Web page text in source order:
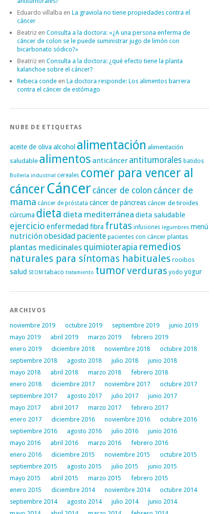
Eduardo villalba en La graviola no tiene propiedades contra el
cáncer
Beatriz en Consulta a la doctora: «¿A una persona enferma de
cáncer de colon se le puede suministrar jugo de limón con
bicarbonato sódico?»
Beatriz en Consulta a la doctora: ¿qué efecto tiene la planta
kalanchoe sobre el cáncer?
Rebeca conde en La doctora responde: Los alimentos barrera
contra el cáncer de estómago
NUBE DE ETIQUETAS
aceite de oliva alcohol alimentación alimentación
saludable alimentos anticáncer antitumorales batidos
Bollería industrial cereales comer para vencer al
cáncerCáncer cáncer de colon cáncer de
mama cáncer de próstata cáncer de páncreascáncer de tiroides
cúrcuma dieta dieta mediterránea dieta saludable
ejercicio enfermedadfibra frutas infusiones legumbres menú
nutriciónobesidad paciente pacientes con cáncer plantas
plantas medicinales quimioterapia remedios
naturales para síntomas habituales rooibos
salud SEOM tabaco tratamiento tumorverduras yodo yogur
ARCHIVOS
noviembre 2019 octubre 2019 septiembre 2019
junio 2019
mayo 2019
abril 2019 marzo 2019
febrero 2019
enero 2019
diciembre 2018 noviembre 2018
octubre 2018
septiembre 2018
agosto 2018 julio 2018
junio 2018
mayo 2018
abril 2018 marzo 2018
febrero 2018
enero 2018
diciembre 2017 noviembre 2017
octubre 2017
septiembre 2017
agosto 2017 julio 2017
junio 2017
mayo 2017
abril 2017 marzo 2017
febrero 2017
enero 2017
diciembre 2016 noviembre 2016
octubre 2016
septiembre 2016
agosto 2016 julio 2016
junio 2016
mayo 2016
abril 2016 marzo 2016
febrero 2016
enero 2016
diciembre 2015 noviembre 2015
octubre 2015
septiembre 2015
agosto 2015 julio 2015
junio 2015
mayo 2015
abril 2015 marzo 2015
febrero 2015
enero 2015
diciembre 2014 noviembre 2014
octubre 2014
septiembre 2014
agosto 2014 julio 2014
junio 2014